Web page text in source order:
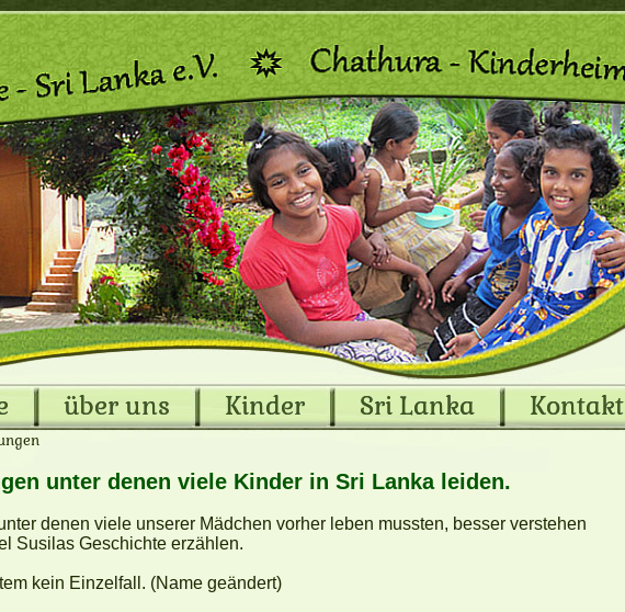
über uns Kinder Sri Lanka Kontakt
unter denen viele Kinder in Sri Lanka leiden.
denen viele unserer Mädchen vorher leben mussten, besser verstehen
Susilas Geschichte erzählen.
kein Einzelfall. (Name geändert)